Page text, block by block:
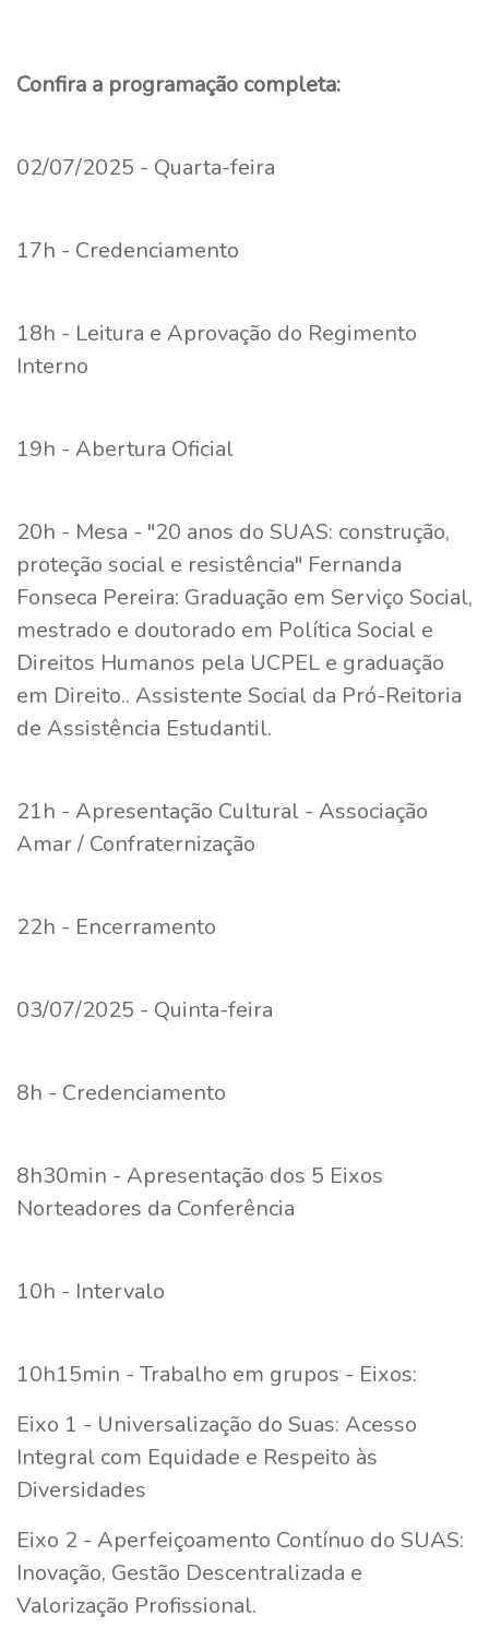
Confira a programação completa:
02/07/2025 - Quarta-feira
17h - Credenciamento
18h - Leitura e Aprovação do Regimento
Interno
19h - Abertura Oficial
20h - Mesa - "20 anos do SUAS: construção,
proteção social e resistência" Fernanda
Fonseca Pereira: Graduação em Serviço Social,
mestrado e doutorado em Política Social e
Direitos Humanos pela UCPEL e graduação
em Direito.. Assistente Social da Pró-Reitoria
de Assistência Estudantil.
21h - Apresentação Cultural - Associação
Amar / Confraternização
22h - Encerramento
03/07/2025 - Quinta-feira
8h - Credenciamento
8h30min - Apresentação dos 5 Eixos
Norteadores da Conferência
10h - Intervalo
10h15min - Trabalho em grupos - Eixos:
Eixo 1 - Universalização do Suas: Acesso
Integral com Equidade e Respeito às
Diversidades
Eixo 2 - Aperfeiçoamento Contínuo do SUAS:
Inovação, Gestão Descentralizada e
Valorização Profissional.